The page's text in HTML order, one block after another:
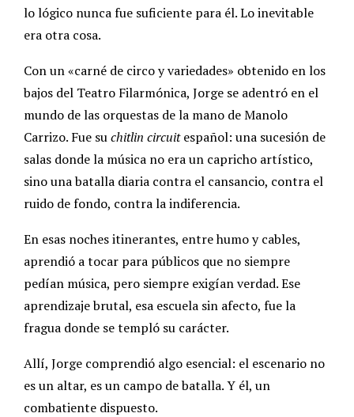
lo lógico nunca fue suficiente para él. Lo inevitable
era otra cosa.
Con un «carné de circo y variedades» obtenido en los
bajos del Teatro Filarmónica, Jorge se adentró en el
mundo de las orquestas de la mano de Manolo
Carrizo. Fue suchitlin circuitespañol: una sucesión de
salas donde la música no era un capricho artístico,
sino una batalla diaria contra el cansancio, contra el
ruido de fondo, contra la indiferencia.
En esas noches itinerantes, entre humo y cables,
aprendió a tocar para públicos que no siempre
pedían música, pero siempre exigían verdad. Ese
aprendizaje brutal, esa escuela sin afecto, fue la
fragua donde se templó su carácter.
Allí, Jorge comprendió algo esencial: el escenario no
es un altar, es un campo de batalla. Y él, un
combatiente dispuesto.